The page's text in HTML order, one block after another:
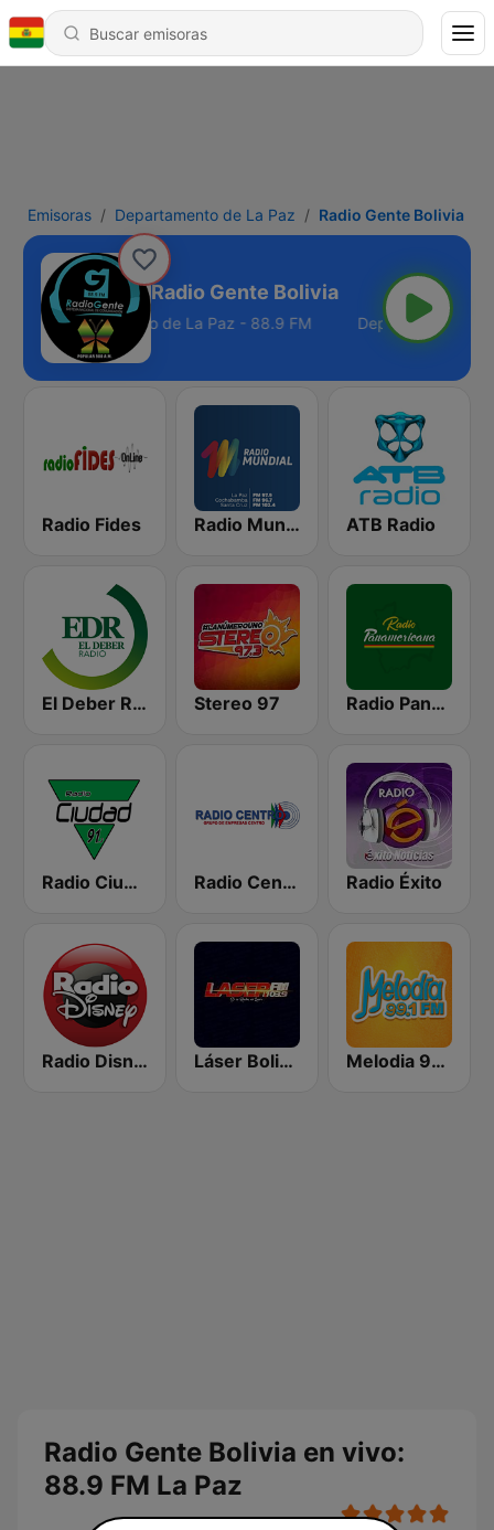
Emisoras Departamento de La Paz Radio Gente Bolivia
Radio Gente Bolivia
Departamento de La Paz - 88.9 FM
Radio Fides Radio Mundial Bolivia ATB Radio
El Deber Radio Stereo 97 Radio Panamericana
Radio Ciudad Radio Centro FM 96.1 Radio Éxito
Radio Disney Bolivia Láser Bolivia Melodia 99.1 FM
Radio Gente Bolivia en vivo:
88.9 FM La Paz